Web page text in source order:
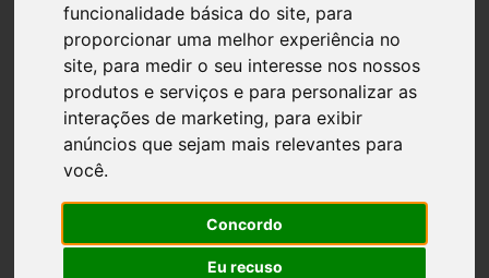
funcionalidade básica do site, para
proporcionar uma melhor experiência no
site, para medir o seu interesse nos nossos
produtos e serviços e para personalizar as
interações de marketing, para exibir
anúncios que sejam mais relevantes para
você.
Concordo
Eu recuso